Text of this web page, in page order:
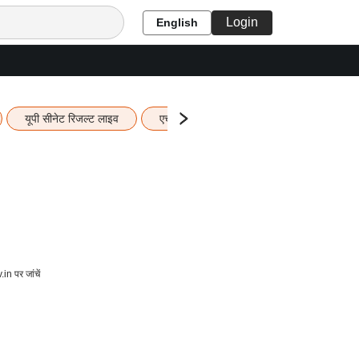
English Login
यूपी सीनेट रिजल्ट लाइव एचबीएसई 12वीं का रिजल्ट लाइव
पर जांचें